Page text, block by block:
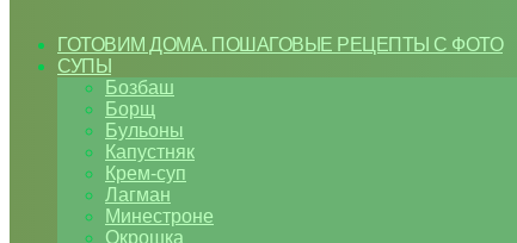
ГОТОВИМ ДОМА. ПОШАГОВЫЕ РЕЦЕПТЫ С ФОТО
СУПЫ
Бозбаш
Борщ
Бульоны
Капустняк
Крем-суп
Лагман
Минестроне
Окрошка